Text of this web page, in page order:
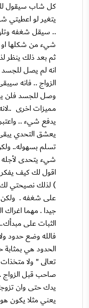
كل شاب سيقول لك
يتغير لو اعطيتي
.. سيقل شغفه
شيء من شكلها
ثم بعد ذلك ينظر
انه لم يصل
الزواج .. فانه
وصل للجسد فلن
مميزات اخرى
يدفع شيء ..
يعشق التحدي
تسلم بسهوله..
شيء يتحدى لأجله
اقول لك كيف
) لذلك نصيحتي
على شغفه . ولكن
جيدا . مهما
الثبات على
فالله وضع حدود
الحدود هي
تعالى " ولا
صاحب قبل الزواج
يدك حتى وان
يعني مثلا يكون